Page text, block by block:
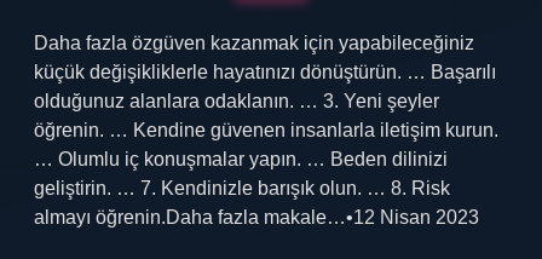
Daha fazla özgüven kazanmak için yapabileceğiniz
küçük değişikliklerle hayatınızı dönüştürün. … Başarılı
olduğunuz alanlara odaklanın. … 3. Yeni şeyler
öğrenin. … Kendine güvenen insanlarla iletişim kurun.
… Olumlu iç konuşmalar yapın. … Beden dilinizi
geliştirin. … 7. Kendinizle barışık olun. … 8. Risk
almayı öğrenin.Daha fazla makale…•12 Nisan 2023